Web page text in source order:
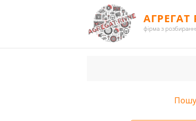
АГРЕГАТ
фірма з